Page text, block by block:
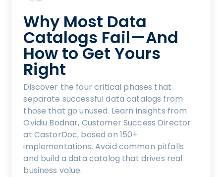
Why Most Data
Catalogs Fail—And
How to Get Yours
Right
Discover the four critical phases that
separate successful data catalogs from
those that go unused. Learn insights from
Ovidiu Bodnar, Customer Success Director
at CastorDoc, based on 150+
implementations. Avoid common pitfalls
and build a data catalog that drives real
business value.